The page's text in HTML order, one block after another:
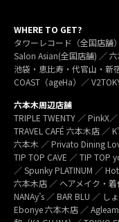
WHERE TO GET?
タワーレコード（全国店舗
Salon Asian(全国店舗) ／
池袋・恵比寿・代官山・新
COAST（ageHa）／
六本木周辺店舗
TRIPLE TWENTY ／ PinkX
TRAVEL CAFÉ 六本木店 ／
六本木 ／ Privato Dining
TIP TOP CAVE ／ TIP TOP
／ Spunky PLATINUM ／
六本木店 ／ ヘアメイク・
NANAy’s ／ BAR BLU ／ し
Ebonye 六本木店 ／